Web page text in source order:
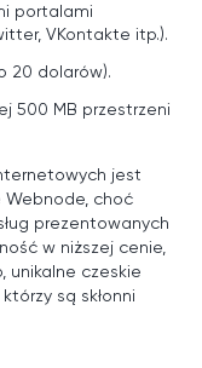
portalami
VKontakte itp.).
20 dolarów).
500 MB przestrzeni
jest
Webnode, choć
prezentowanych
w niższej cenie,
unikalne czeskie
są skłonni